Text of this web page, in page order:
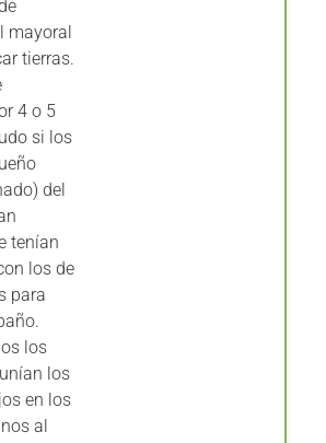
mayoral
tierras.
4 o 5
si los
del
tenían
los de
para
los
los
en los
al